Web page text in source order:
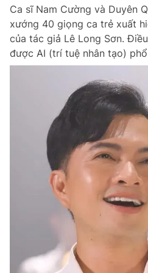
Ca sĩ Nam Cường và Duyên
xướng 40 giọng ca trẻ xuất
của tác giả Lê Long Sơn.
được AI (trí tuệ nhân tạo)